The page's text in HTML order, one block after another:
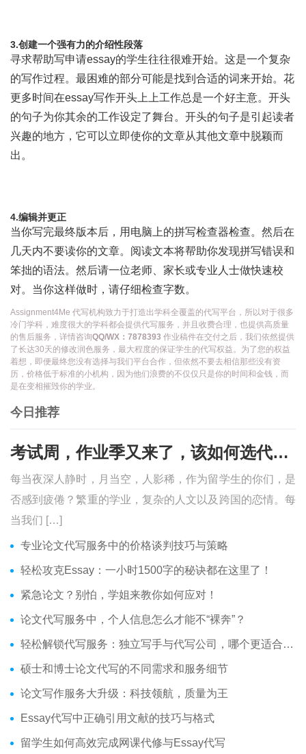
3.创建一个强有力的介绍性段落
寻求帮助写申请essay的学生往往很难开始。这是一个复杂
的写作过程。最困难的部分可能是找到合适的词来开始。花
更多时间在essay写作开头上上工作总是一个好主意。开头
的句子为你其余的工作设定了舞台。开头的句子是引起读者
兴趣的地方，它可以立即使你的文章从其他文章中脱颖而
出。
4.编辑并更正
当你写完最终版本后，用电脑上的拼写检查器检查。然后在
几天内不要读你的文章。阅读文本将帮助你发现拼写错误和
笨拙的语法。然后请一位老师、家长或专业人士做快速校
对。当你这样做时，请仔细检查字数。
Assignment4Me 代写机构致力于打造出学科全覆盖的代写平台，所以对于很多
冷门学科，难度很大的学科都会提供代写服务，并且收费合理，也提供高质量
的售后服务，详情咨询QQ/WX：7878393 作业稿件在交付之后，我们依然提供
了长达30天的修改润色服务，最大程度的保证学生的代写权益。为了您的权益
着想，即便最终您没有选择与我们平台合作，但依然不要去相信那些没有资
历，价格低于标准的小机构，因为他们浪费的不仅仅只是你的时间和金钱，而
是在变相摧毁你的学业。
今日推荐
考试周，作业季又来了，该如何选代写？便宜的代写、代考会有哪些问题？
每当夜深人静时，月当空，人影稀，作为留学生的你们，是
否感到疲倦？繁重的学业，复杂的人文以及跨国的恋情。每
当我们 […]
专业论文代写服务中的价格谈判技巧与策略
轻松攻克Essay：一小时1500字的秘诀都在这里了！
紧急论文？别怕，学姐来教你如何应对！
论文代写服务中，个人信息怎么才能不“裸奔”？
轻松解锁代写服务：独立写手与代写公司，哪个更适合你？
硕士和博士论文代写的不同需求和服务细节
论文写作服务大升级：科技领航，质量为王
Essay代写中正确引用文献的技巧与格式
留学生如何高效完成网课代修与Essay代写